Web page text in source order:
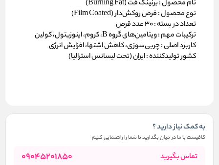
نام محصول :برنینگ فت (Burning Fat)
نوع محصول :قرص روکش‌دار (Film Coated)
تعداد در بسته :
ترکیبات مهم :ویتامین‌های گروه B، کروم، اینوزیتول، کولین
کاربرد اصلی :چربی‌سوزی، کاهش اشتها، افزایش انرژی
کشور تولیدکننده :ایران (تحت لیسانس استرالیا)
به کمک نیاز دارید ؟
کافیست با ما در میان بگذارید تا شما را راهنمایی کنیم
تماس بگیرید 09045201850